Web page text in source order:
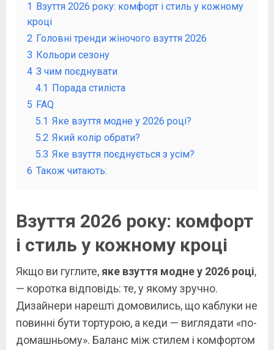
1
Взуття 2026 року: комфорт і стиль у кожному
кроці
2 Головні тренди жіночого взуття 2026
3 Кольори сезону
4 З чим поєднувати
4.1
Порада стиліста
5 FAQ
5.1 Яке взуття модне у 2026 році?
5.2 Який колір обрати?
5.3 Яке взуття поєднується з усім?
6 Також читають:
Взуття 2026 року: комфорт
і стиль у кожному кроці
Якщо ви гуглите, яке взуття модне у 2026 році,
— коротка відповідь: те, у якому зручно.
Дизайнери нарешті домовились, що каблуки не
повинні бути тортурою, а кеди — виглядати «по-
домашньому». Баланс між стилем і комфортом